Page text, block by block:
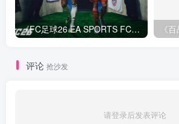
《FC足球26 EA SPORTS FC 26》Switch中文版下载+1.82.4264补丁+1DLC
评论 抢沙发
请登录后发表评论